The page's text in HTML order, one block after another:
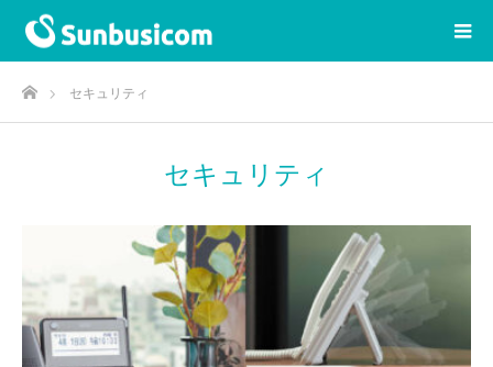
ホームセキュリティ
セキュリティ